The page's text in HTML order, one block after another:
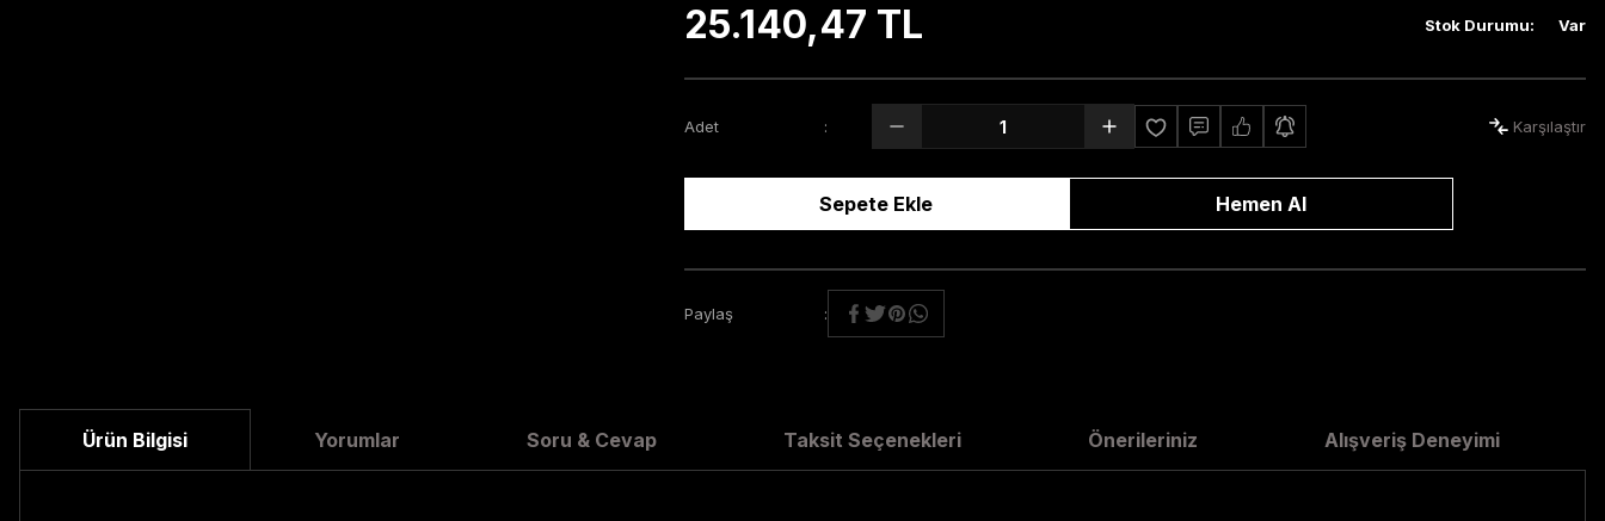
25.140,47 TL Stok Durumu: Var
Adet Karşılaştır
Sepete Ekle Hemen Al
Paylaş
Ürün Bilgisi Yorumlar Soru & Cevap Taksit Seçenekleri Önerileriniz Alışveriş Deneyimi